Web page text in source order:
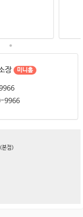
장 미니홈
9966
본점)